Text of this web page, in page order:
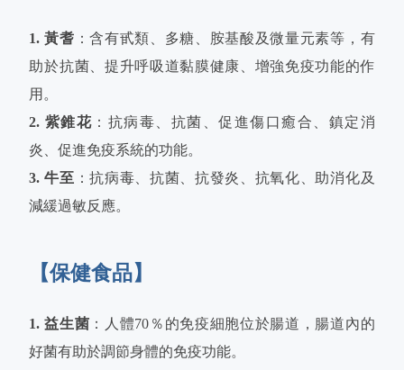
1. 黃耆 ：含有甙類、多糖、胺基酸及微量元素等，有
助於抗菌、提升呼吸道黏膜健康、增強免疫功能的作
用。
2. 紫錐花 ：抗病毒、抗菌、促進傷口癒合、鎮定消
炎、促進免疫系統的功能。
3. 牛至 ：抗病毒、抗菌、抗發炎、抗氧化、助消化及
減緩過敏反應。
【保健食品】
1. 益生菌 ：人體70％的免疫細胞位於腸道，腸道內的
好菌有助於調節身體的免疫功能。